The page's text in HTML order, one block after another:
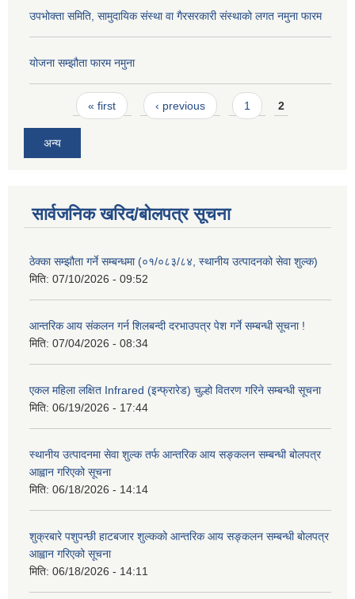
उपभोक्ता समिति, सामुदायिक संस्था वा गैरसरकारी संस्थाको लगत नमुना फारम
योजना सम्झौता फारम नमुना
Pages« first ‹ previous 1 2
अन्य
सार्वजनिक खरिद/बोलपत्र सूचना
ठेक्का सम्झौता गर्ने सम्बन्धमा (०१/०८३/८४, स्थानीय उत्पादनको सेवा शुल्क)
मिति: 07/10/2026 - 09:52
आन्तरिक आय संकलन गर्न शिलबन्दी दरभाउपत्र पेश गर्ने सम्बन्धी सूचना !
मिति: 07/04/2026 - 08:34
एकल महिला लक्षित Infrared (इन्फ्रारेड) चुल्हो वितरण गरिने सम्बन्धी सूचना
मिति: 06/19/2026 - 17:44
स्थानीय उत्पादनमा सेवा शुल्क तर्फ आन्तरिक आय सङ्कलन सम्बन्धी बोलपत्र
आह्वान गरिएको सूचना
मिति: 06/18/2026 - 14:14
शुक्रबारे पशुपन्छी हाटबजार शुल्कको आन्तरिक आय सङ्कलन सम्बन्धी बोलपत्र
आह्वान गरिएको सूचना
मिति: 06/18/2026 - 14:11